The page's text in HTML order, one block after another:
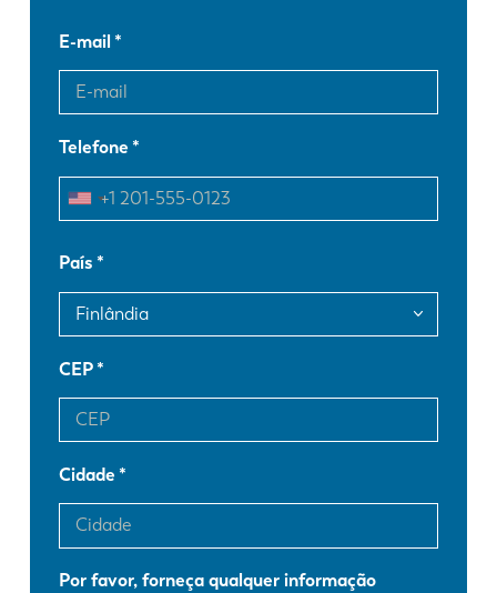
E-mail
Telefone
País
CEP
Cidade
Por favor, forneça qualquer informação
EN NL
FR EN-US
DE
ES PT-PT
PL SK
KO CN